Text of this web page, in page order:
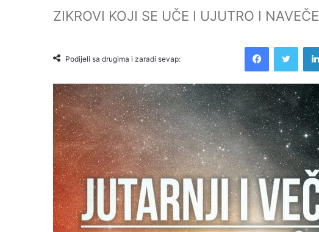
ZIKROVI KOJI SE UČE I UJUTRO I NAVEČE
Podijeli sa drugima i zaradi sevap: